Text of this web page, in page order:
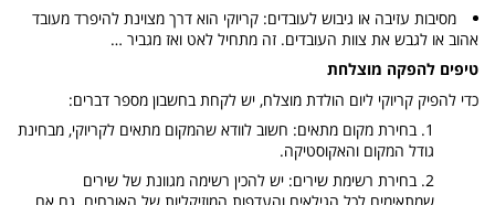
מסיבות עזיבה או גיבוש לעובדים: קריוקי הוא דרך מצוינת להיפרד מעובד
אהוב או לגבש את צוות העובדים. זה מתחיל לאט ואז מגביר …
טיפים להפקה מוצלחת
כדי להפיק קריוקי ליום הולדת מוצלח, יש לקחת בחשבון מספר דברים:
בחירת מקום מתאים: חשוב לוודא שהמקום מתאים לקריוקי, מבחינת
גודל המקום והאקוסטיקה.
בחירת רשימת שירים: יש להכין רשימה מגוונת של שירים